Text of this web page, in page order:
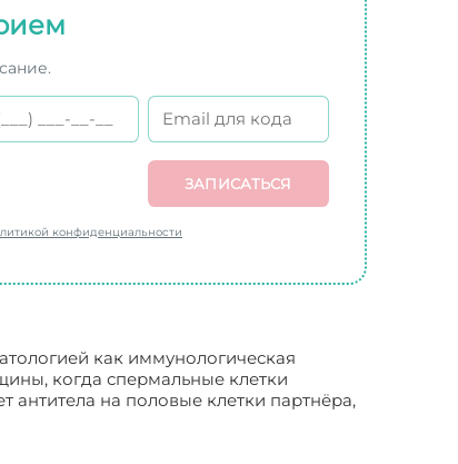
ЗАПИСАТЬСЯ
конфиденциальности
как иммунологическая
когда спермальные клетки
на половые клетки партнёра,